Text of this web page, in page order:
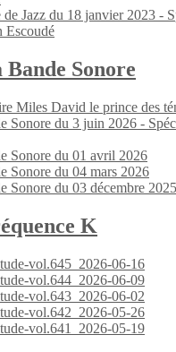
Jazz du 18 janvier 2023 -
Escoudé
Bande Sonore
Miles David le prince des
Sonore du 3 juin 2026 -
Sonore du 01 avril 2026
Sonore du 04 mars 2026
Sonore du 03 décembre 2025
K
vol.645_2026-06-16
vol.644_2026-06-09
vol.643_2026-06-02
vol.642_2026-05-26
vol.641_2026-05-19